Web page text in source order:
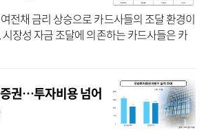
전채 금리 상승으로 카드사들의 조달 환경이
장성 자금 조달에 의존하는 카드사들은 카
에 나섰지만, 하반기 고금리 차환 부담까지
권…투자비용 넘어